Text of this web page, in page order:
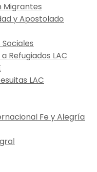
Migrantes
y Apostolado
Refugiados LAC
LAC
Fe y Alegría